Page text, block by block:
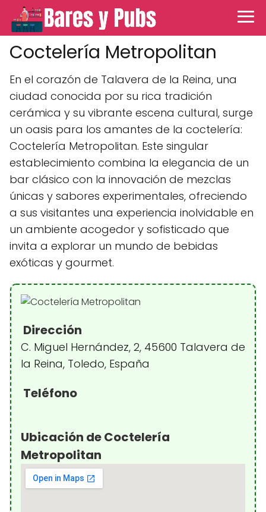
Coctelería Metropolitan
En el corazón de Talavera de la Reina, una
ciudad conocida por su rica tradición
cerámica y su vibrante escena cultural, surge
un oasis para los amantes de la coctelería:
Coctelería Metropolitan. Este singular
establecimiento combina la elegancia de un
bar clásico con la innovación de mezclas
únicas y sabores experimentales, ofreciendo
a sus visitantes una experiencia inolvidable en
un ambiente acogedor y sofisticado que
invita a explorar un mundo de bebidas
exóticas y gourmet.
Dirección
C. Miguel Hernández, 2, 45600 Talavera de
la Reina, Toledo, España
Teléfono
Ubicación de Coctelería
Metropolitan